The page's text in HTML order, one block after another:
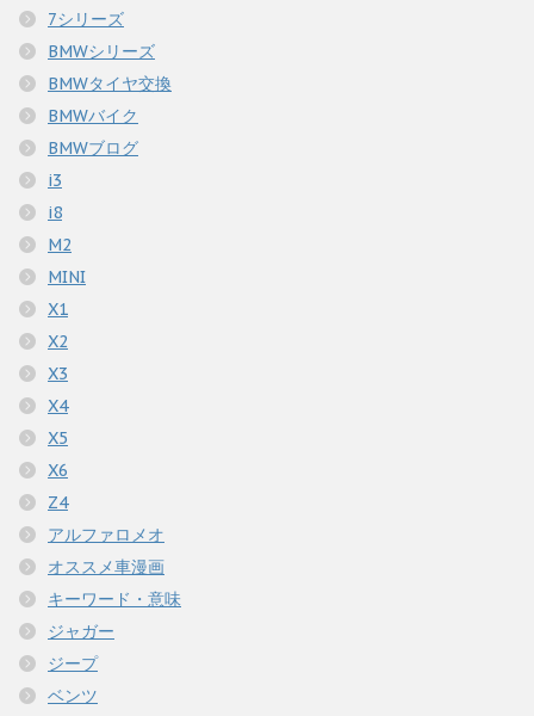
7シリーズ
BMWシリーズ
BMWタイヤ交換
BMWバイク
BMWブログ
i3
i8
M2
MINI
X1
X2
X3
X4
X5
X6
Z4
アルファロメオ
オススメ車漫画
キーワード・意味
ジャガー
ジープ
ベンツ